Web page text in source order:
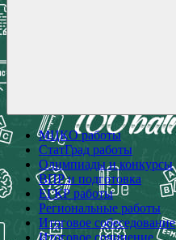
МЦКО работы
СтатГрад работы
Олимпиады и конкурсы
ВПР и подготовка
ЕГКР работы
Региональные работы
Итоговое собеседование
Итоговое сочинение